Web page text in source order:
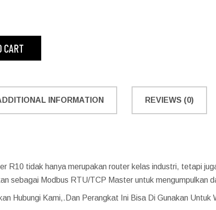
CART
INFORMATION REVIEWS (0)
R10 tidak hanya merupakan router kelas industri, tetapi
sebagai Modbus RTU/TCP Master untuk mengumpulkan
Hubungi Kami,.Dan Perangkat Ini Bisa Di Gunakan Untuk